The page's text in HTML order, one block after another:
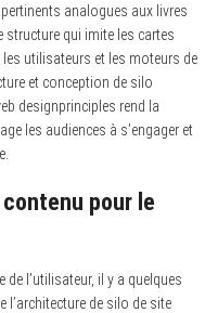
analogues aux livres
structure qui imite les cartes
utilisateurs et les moteurs de
et conception de silo
designprinciples rend la
les audiences à s’engager et
pour le
de l’utilisateur, il y a quelques
l’architecture de silo de site